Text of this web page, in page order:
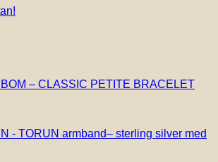
– CLASSIC PETITE BRACELET